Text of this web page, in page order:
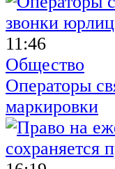
11:46
Общество
Операторы
маркировки